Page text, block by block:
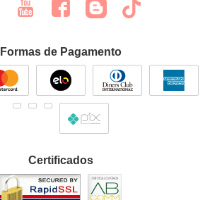
Formas de Pagamento
Certificados